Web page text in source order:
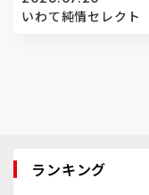
いわて純情セレクト
ランキング